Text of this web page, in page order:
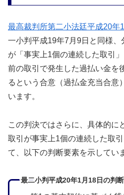
最高裁判所第二小法廷平成20年
一小判平成19年7月9日と同様、
が「事実上1個の連続した取引
前の取引で発生した過払い金を
るという合意（過払金充当合意
います。
この判決ではさらに、具体的に
取引が事実上1個の連続した取
て、以下の判断要素を示してい
最二小判平成20年1月18日の判